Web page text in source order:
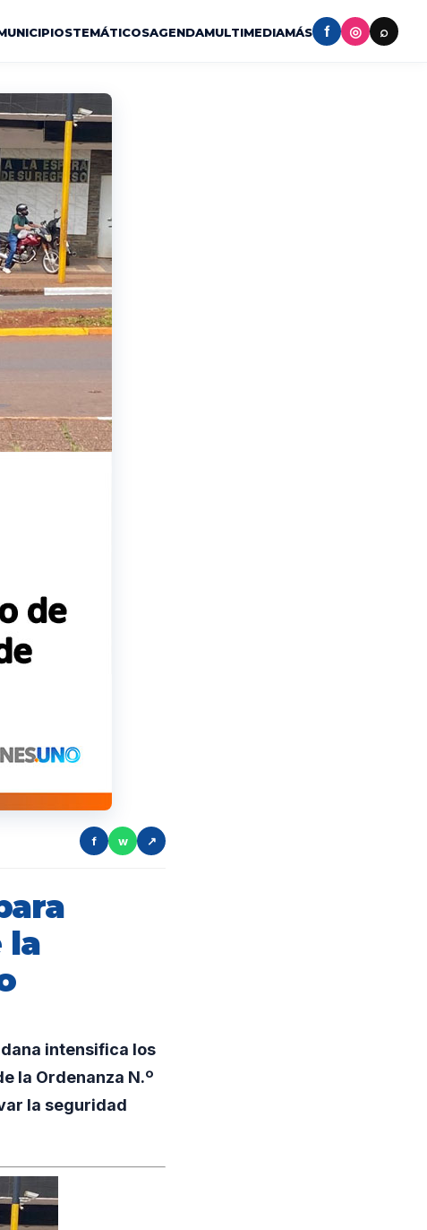
TEMÁTICOSAGENDAMULTIMEDIAMÁS f ◎ ⌕
f w ↗
la
intensifica los
la Ordenanza N.º
la seguridad